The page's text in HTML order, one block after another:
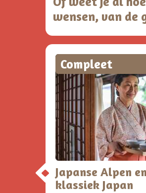
wensen, van de
Compleet
Japanse Alpen en
klassiek Japan